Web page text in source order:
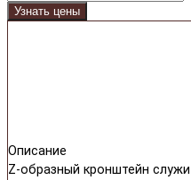
Узнать цены
Описание
Z-образный кронштейн